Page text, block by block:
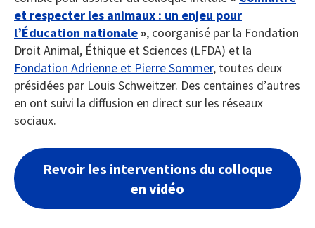
et respecter les animaux : un enjeu pour
l’Éducation nationale», coorganisé par la Fondation
Droit Animal, Éthique et Sciences (LFDA) et la
Fondation Adrienne et Pierre Sommer, toutes deux
présidées par Louis Schweitzer. Des centaines d’autres
en ont suivi la diffusion en direct sur les réseaux
sociaux.
Revoir les interventions du colloque
en vidéo